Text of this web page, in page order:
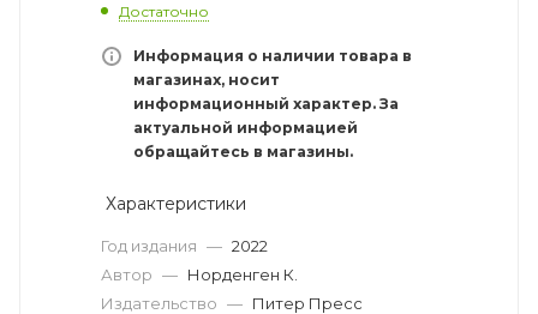
Достаточно
Информация о наличии товара в
магазинах, носит
информационный характер. За
актуальной информацией
обращайтесь в магазины.
Характеристики
Год издания — 2022
Автор — Норденген К.
Издательство — Питер Пресс